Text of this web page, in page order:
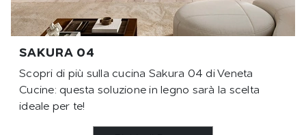
SAKURA 04
Scopri di più sulla cucina Sakura 04 di Veneta
Cucine: questa soluzione in legno sarà la scelta
ideale per te!